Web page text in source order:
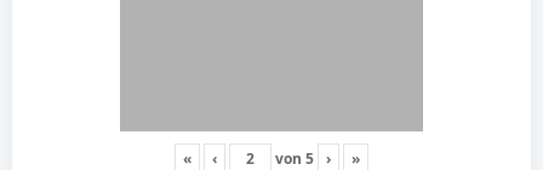
« ‹ von 5 › »